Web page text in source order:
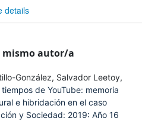
details
mismo autor/a
González, Salvador Leetoy,
de YouTube: memoria
e hibridación en el caso
y Sociedad: 2019: Año 16